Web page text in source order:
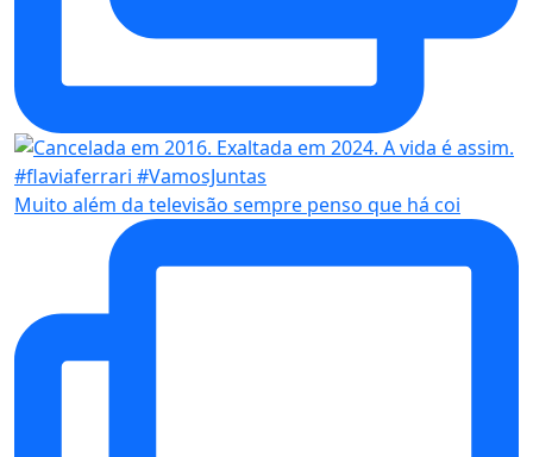
Muito além da televisão sempre penso que há coi